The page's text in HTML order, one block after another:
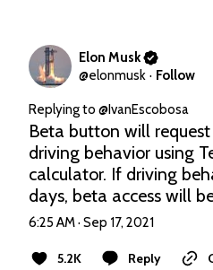
Elon Musk
@elonmusk · Follow
Replying to @IvanEscobosa
Beta button will
driving behavior using
calculator. If driving
days, beta access will
6:25 AM · Sep 17, 2021
5.2K Reply